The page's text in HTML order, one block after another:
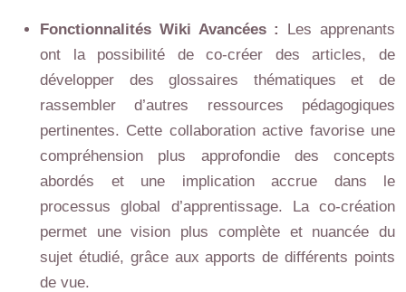
Fonctionnalités Wiki Avancées : Les apprenants
ont la possibilité de co-créer des articles, de
développer des glossaires thématiques et de
rassembler d’autres ressources pédagogiques
pertinentes. Cette collaboration active favorise une
compréhension plus approfondie des concepts
abordés et une implication accrue dans le
processus global d’apprentissage. La co-création
permet une vision plus complète et nuancée du
sujet étudié, grâce aux apports de différents points
de vue.